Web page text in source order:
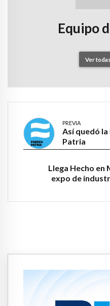
Equipo
Ver
PREVIA
Así quedó
Patria
Llega Hecho en
expo de